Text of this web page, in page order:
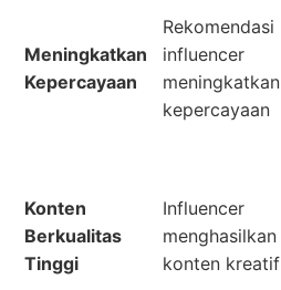
Meningkatkan
Kepercayaan
Rekomendasi
influencer
meningkatkan
kepercayaan
Konten
Berkualitas
Tinggi
Influencer
menghasilkan
konten kreatif